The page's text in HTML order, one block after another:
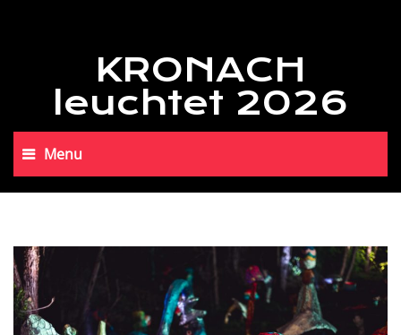
KRONACH
leuchtet 2026
Menu